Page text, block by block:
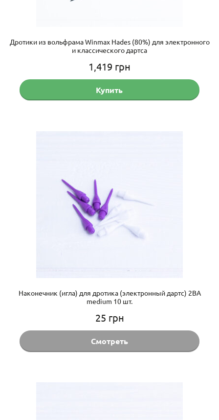
Дротики из вольфрама Winmax Hades (80%) для электронного
и классического дартса
1,419 грн
Купить
Наконечник (игла) для дротика (электронный дартс) 2BA
medium 10 шт.
25 грн
Смотреть